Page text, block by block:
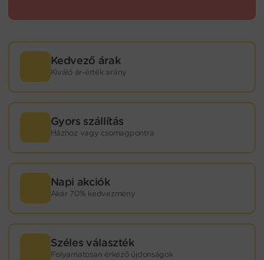
Kedvező árak
Kiváló ár-érték arány
Gyors szállítás
Házhoz vagy csomagpontra
Napi akciók
Akár 70% kedvezmény
Széles választék
Folyamatosan érkező újdonságok